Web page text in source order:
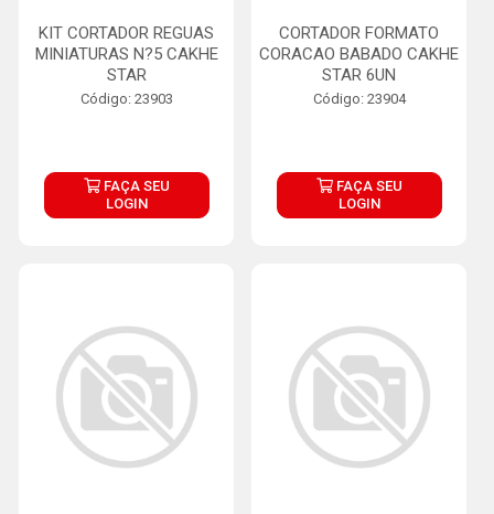
KIT CORTADOR REGUAS
MINIATURAS N?5 CAKHE
STAR
Código: 23903
FAÇA SEU
LOGIN
CORTADOR FORMATO
CORACAO BABADO CAKHE
STAR 6UN
Código: 23904
FAÇA SEU
LOGIN